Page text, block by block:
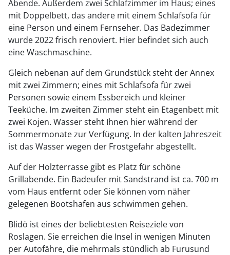
Abende. Außerdem zwei Schlafzimmer im Haus; eines
mit Doppelbett, das andere mit einem Schlafsofa für
eine Person und einem Fernseher. Das Badezimmer
wurde 2022 frisch renoviert. Hier befindet sich auch
eine Waschmaschine.
Gleich nebenan auf dem Grundstück steht der Annex
mit zwei Zimmern; eines mit Schlafsofa für zwei
Personen sowie einem Essbereich und kleiner
Teeküche. Im zweiten Zimmer steht ein Etagenbett mit
zwei Kojen. Wasser steht Ihnen hier während der
Sommermonate zur Verfügung. In der kalten Jahreszeit
ist das Wasser wegen der Frostgefahr abgestellt.
Auf der Holzterrasse gibt es Platz für schöne
Grillabende. Ein Badeufer mit Sandstrand ist ca. 700 m
vom Haus entfernt oder Sie können vom näher
gelegenen Bootshafen aus schwimmen gehen.
Blidö ist eines der beliebtesten Reiseziele von
Roslagen. Sie erreichen die Insel in wenigen Minuten
per Autofähre, die mehrmals stündlich ab Furusund